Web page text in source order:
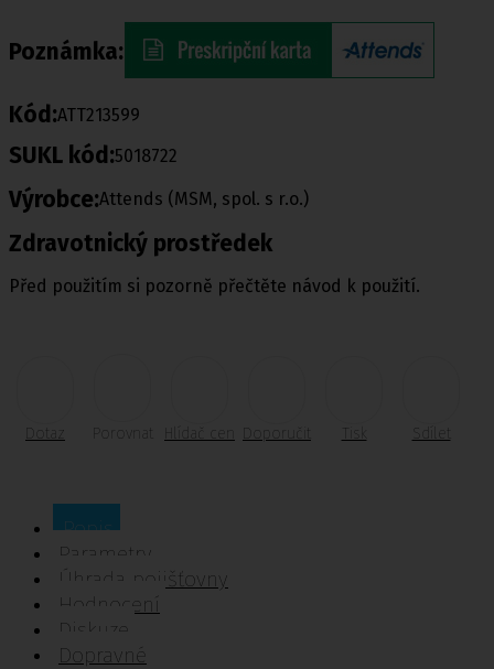
Poznámka:
Kód:ATT213599
SUKL kód:5018722
Výrobce:Attends (MSM, spol. s r.o.)
Zdravotnický prostředek
Před použitím si pozorně přečtěte návod k použití.
Dotaz Porovnat Doporučit Tisk Sdílet
Popis
Parametry
Úhrada pojišťovny
Hodnocení
Diskuze
Dopravné